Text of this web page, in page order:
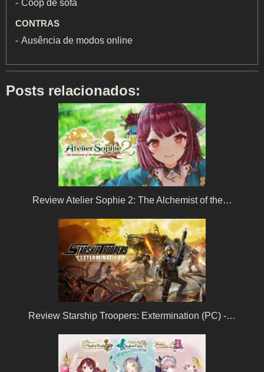
Coop de sofá
CONTRAS
Ausência de modos online
Posts relacionados:
Review Atelier Sophie 2: The Alchemist of the…
Review Starship Troopers: Extermination (PC) -…